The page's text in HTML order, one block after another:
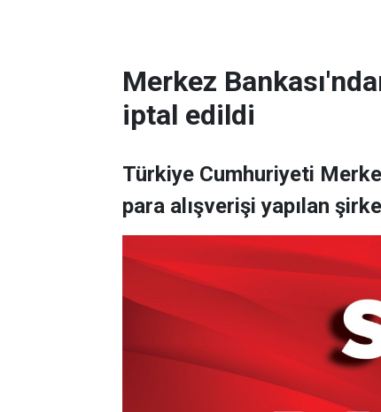
Merkez
iptal edildi
Türkiye Cumhuriyeti
para alışverişi yapılan